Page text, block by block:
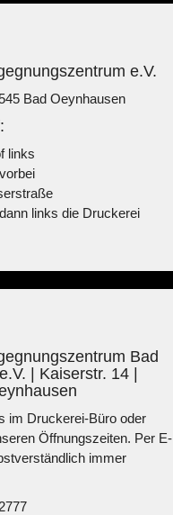
e.V.
Bad Oeynhausen
links
links die Druckerei
Bad
| Kaiserstr. 14 |
im Druckerei-Büro oder
Öffnungszeiten. Per E-
immer